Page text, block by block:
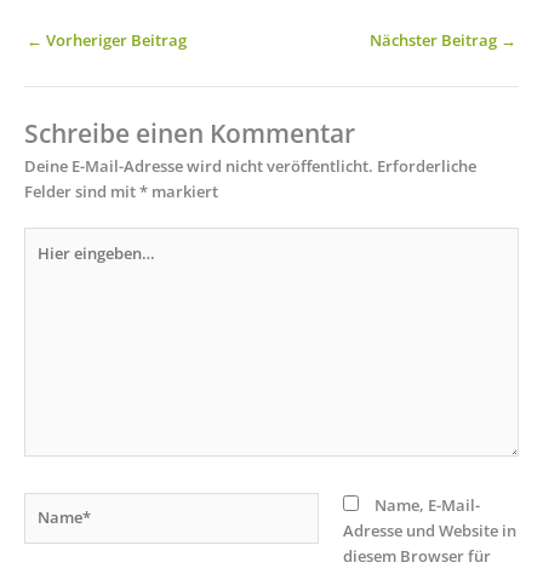
← Vorheriger Beitrag Nächster Beitrag →
Schreibe einen Kommentar
Deine E-Mail-Adresse wird nicht veröffentlicht. Erforderliche
Felder sind mit* markiert
eingeben…
Name, E-Mail-
Adresse und Website in
diesem Browser für